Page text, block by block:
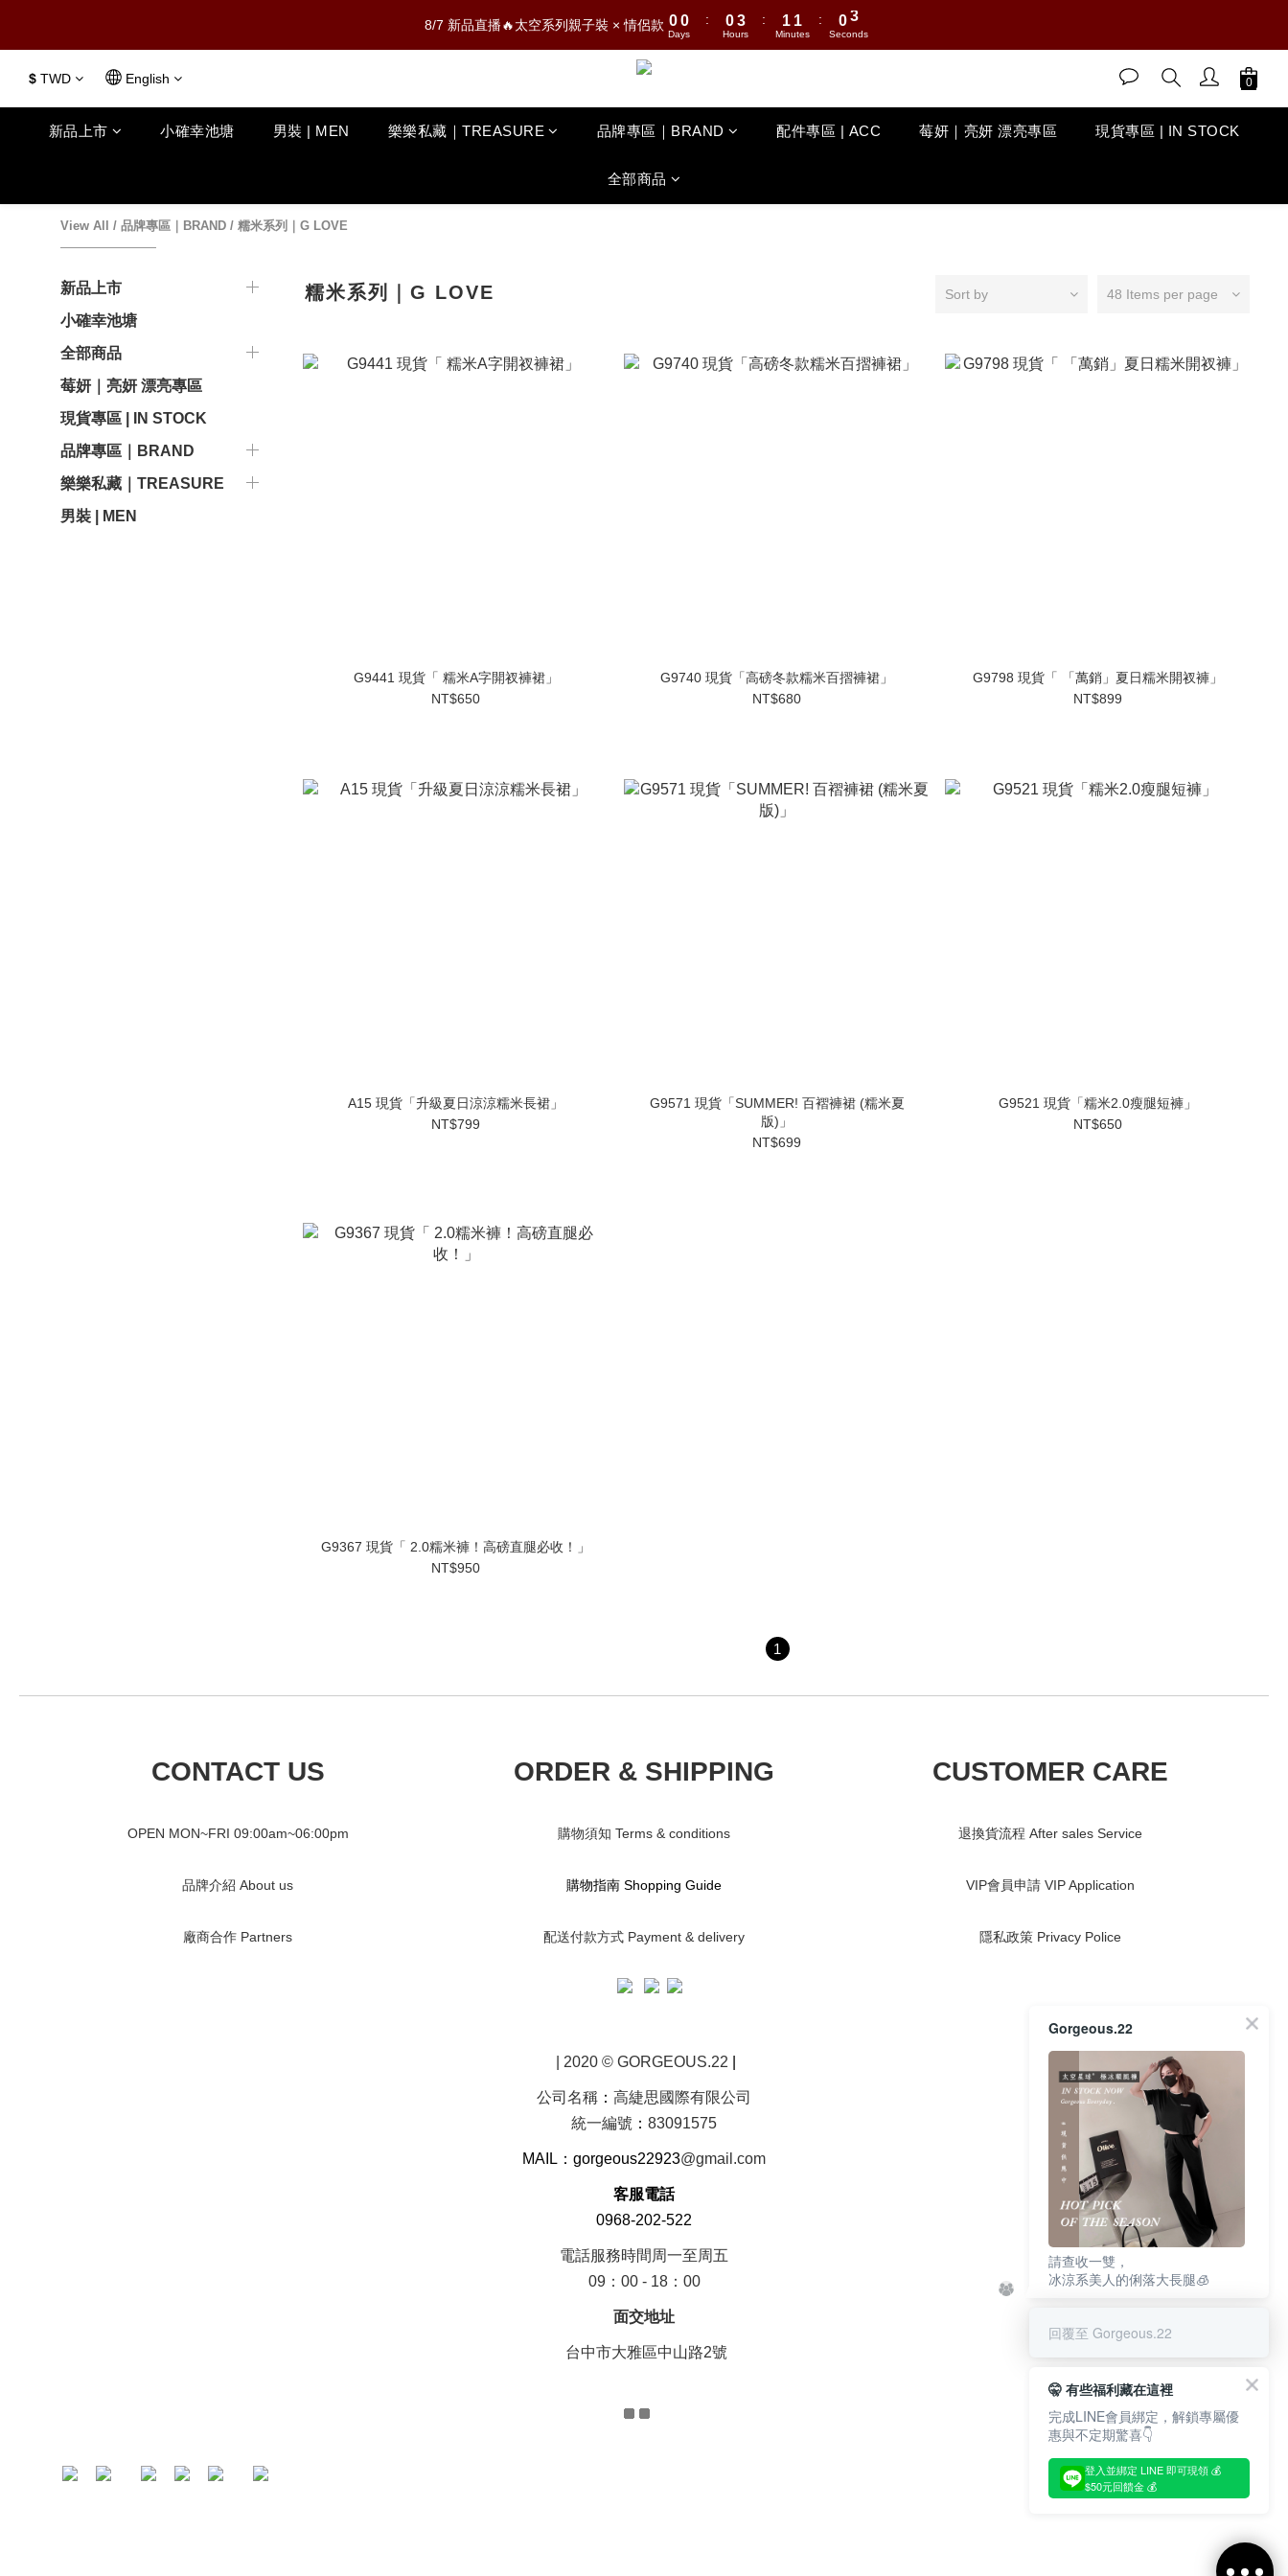
8/7 新品直播🔥太空系列親子裝 × 情侶款 00
Days
:
03
2
Hours
:
1
0
1
0
Minutes
:
02
1
Seconds
$ TWD English
新品上市 小確幸池塘 男裝 | MEN 樂樂私藏｜TREASURE 品牌專區｜BRAND 配件專區 | ACC 莓妍｜亮妍 漂亮專區 現貨專區 | IN STOCK
全部商品
View All / 品牌專區｜BRAND / 糯米系列｜G LOVE
新品上市
小確幸池塘
全部商品
莓妍｜亮妍 漂亮專區
現貨專區 | IN STOCK
品牌專區｜BRAND
樂樂私藏｜TREASURE
男裝 | MEN
糯米系列｜G LOVE Sort by 48 Items per page
G9441 現貨「 糯米A字開衩褲裙」
NT$650
G9740 現貨「高磅冬款糯米百摺褲裙」
NT$680
G9798 現貨「 「萬銷」夏日糯米開衩褲」
NT$899
A15 現貨「升級夏日涼涼糯米長裙」
NT$799
G9571 現貨「SUMMER! 百褶褲裙 (糯米夏
版)」
NT$699
G9521 現貨「糯米2.0瘦腿短褲」
NT$650
G9367 現貨「 2.0糯米褲！高磅直腿必收！」
NT$950
1
CONTACT US
OPEN MON~FRI 09:00am~06:00pm
品牌介紹 About us
廠商合作 Partners
ORDER & SHIPPING
購物須知 Terms & conditions
購物指南 Shopping Guide
配送付款方式 Payment & delivery
CUSTOMER CARE
退換貨流程 After sales Service
VIP會員申請 VIP Application
隱私政策 Privacy Police
| 2020 © GORGEOUS.22
公司名稱 ： 高緁思國際有限公司
統一編號 ： 83091575
MAIL：gorgeous22923@gmail.com
客服電話
0968-202-522
電話服務時間周一至周五
09：00 - 18：00
面交地址
台中市大雅區中山路2號
Gorgeous.22
請查收一雙，
冰涼系美人的俐落大長腿🧊
回覆至 Gorgeous.22
🤫 有些福利藏在這裡
完成LINE會員綁定，解鎖專屬優
惠與不定期驚喜👇
登入並綁定 LINE 即可現領 💰
$50元回饋金 💰